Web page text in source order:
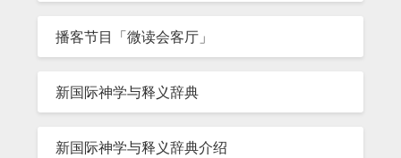
播客节目「微读会客厅」
新国际神学与释义辞典
新国际神学与释义辞典介绍